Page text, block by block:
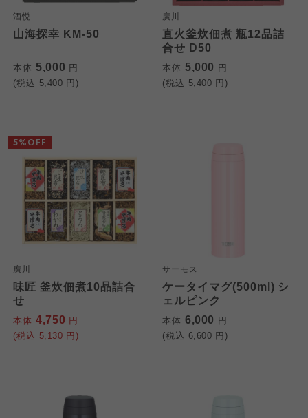
酒悦
山海探幸 KM-50
本体 5,000 円
(税込 5,400 円)
廣川
直火釜炊佃煮 瓶12品詰
合せ D50
本体 5,000 円
(税込 5,400 円)
廣川
味匠 釜炊佃煮10品詰合
せ
本体 4,750 円
(税込 5,130 円)
5%OFF
サーモス
ケータイマグ(500ml) シ
ェルピンク
本体 6,000 円
(税込 6,600 円)